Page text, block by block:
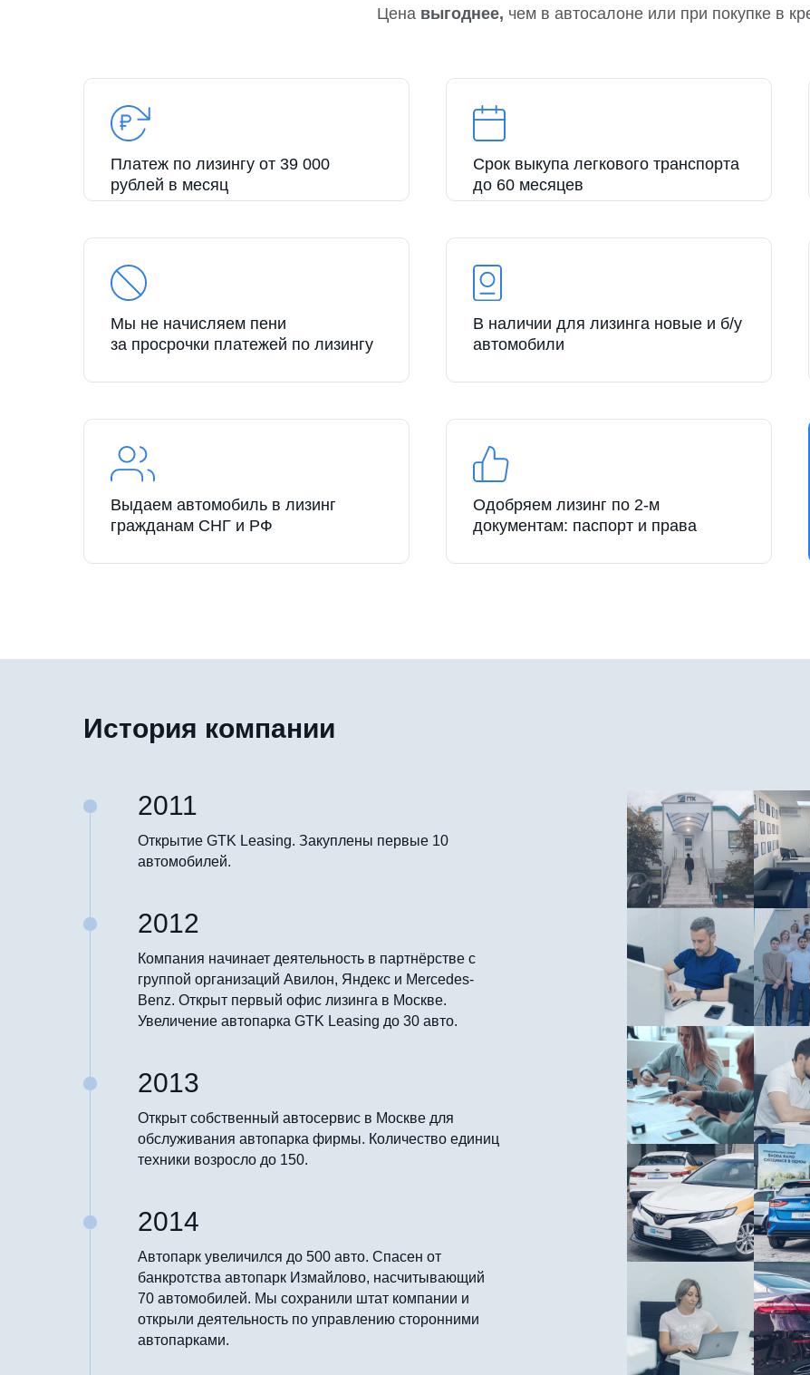
Цена выгоднее, чем в автосалоне или при покупке в
Платеж по лизингу от 39 000
рублей в месяц
Срок выкупа легкового транспорта
до 60 месяцев
Мы не начисляем пени
за просрочки платежей по лизингу
В наличии для лизинга новые и б/у
автомобили
Выдаем автомобиль в лизинг
гражданам СНГ и РФ
Одобряем лизинг по 2-м
документам: паспорт и права
История компании
2011
Открытие GTK Leasing. Закуплены первые 10
автомобилей.
2012
Компания начинает деятельность в партнёрстве с
группой организаций Авилон, Яндекс и Mercedes-
Benz. Открыт первый офис лизинга в Москве.
Увеличение автопарка GTK Leasing до 30 авто.
2013
Открыт собственный автосервис в Москве для
обслуживания автопарка фирмы. Количество единиц
техники возросло до 150.
2014
Автопарк увеличился до 500 авто. Спасен от
банкротства автопарк Измайлово, насчитывающий
70 автомобилей. Мы сохранили штат компании и
открыли деятельность по управлению сторонними
автопарками.